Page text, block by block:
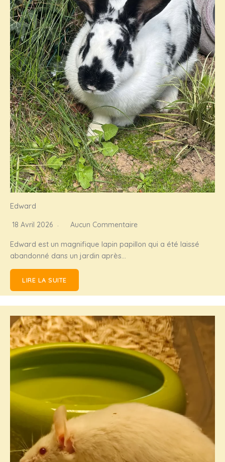
Edward
18 Avril 2026 Aucun Commentaire
Edward est un magnifique lapin papillon qui a été laissé
abandonné dans un jardin après…
LIRE LA SUITE